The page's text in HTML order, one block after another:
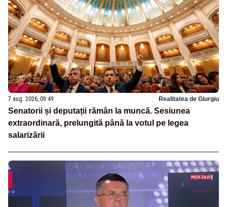
7 aug. 2026, 09:49 Realitatea de Giurgiu
Senatorii și deputații rămân la muncă. Sesiunea
extraordinară, prelungită până la votul pe legea
salarizării